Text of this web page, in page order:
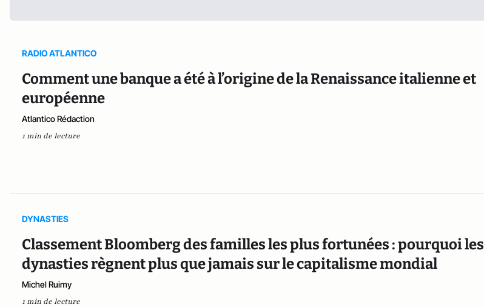
RADIO ATLANTICO
Comment une banque a été à l’origine de la Renaissance italienne et
européenne
Atlantico Rédaction
1 min de lecture
DYNASTIES
Classement Bloomberg des familles les plus fortunées : pourquoi les
dynasties règnent plus que jamais sur le capitalisme mondial
Michel Ruimy
1 min de lecture